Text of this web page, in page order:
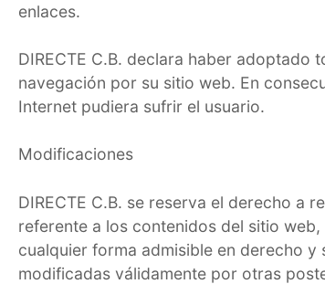
enlaces.
DIRECTE C.B. declara haber adoptado
navegación por su sitio web. En
Internet pudiera sufrir el usuario.
Modificaciones
DIRECTE C.B. se reserva el derecho a
referente a los contenidos del sitio
cualquier forma admisible en derecho
modificadas válidamente por otras